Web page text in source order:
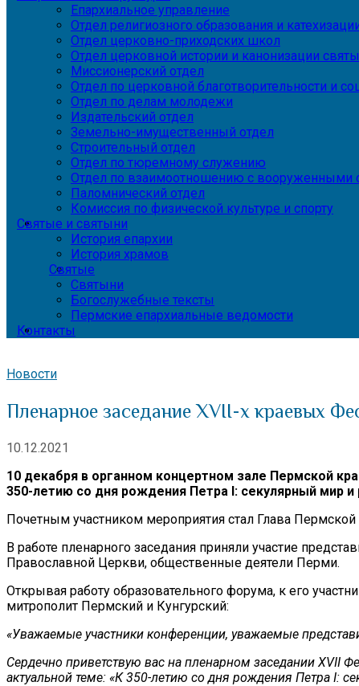
Епархиальное управление
Отдел религиозного образования и
Отдел церковно-приходских школ
Отдел церковной истории и канонизации
Миссионерский отдел
Отдел по церковной благотворительности и
Отдел по делам молодежи
Издательский отдел
Земельно-имущественный отдел
Строительный отдел
Отдел по тюремному служению
Отдел по взаимоотношению с вооруженными
Паломнический отдел
Комиссия по физической культуре и спорту
Святые и святыни
История епархии
История храмов
Святые
Святыни
Богослужебные тексты
Пермские епархиальные ведомости
Контакты
Новости
Пленарное заседание XVII-х краевых
10.12.2021
10 декабря в органном концертном зале Пермской
350-летию со дня рождения Петра I: секулярный мир и
Почетным участником мероприятия стал Глава
В работе пленарного заседания приняли участие
Православной Церкви, общественные деятели Перми.
Открывая работу образовательного форума, к его
митрополит Пермский и Кунгурский:
«Уважаемые участники конференции, уважаемые
Сердечно приветствую вас на пленарном заседании XVII
актуальной теме: «К 350-летию со дня рождения Петра I: